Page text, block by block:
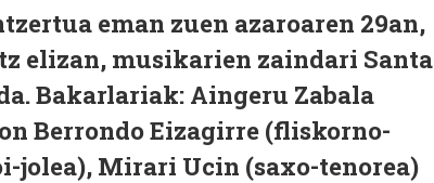
eman zuen azaroaren 29an,
elizan, musikarien zaindari Santa
Bakarlariak: Aingeru Zabala
Berrondo Eizagirre (fliskorno-
jolea), Mirari Ucin (saxo-tenorea)